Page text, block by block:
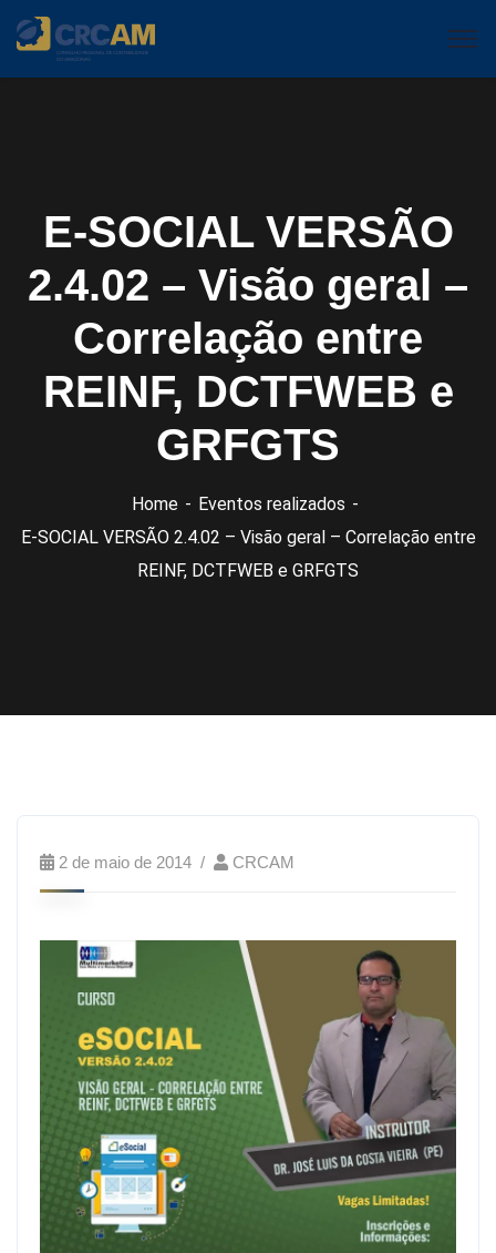
E-SOCIAL VERSÃO
2.4.02 – Visão geral –
Correlação entre
REINF, DCTFWEB e
GRFGTS
Home
Eventos realizados
E-SOCIAL VERSÃO 2.4.02 – Visão geral – Correlação entre
REINF, DCTFWEB e GRFGTS
2 de maio de 2014 CRCAM